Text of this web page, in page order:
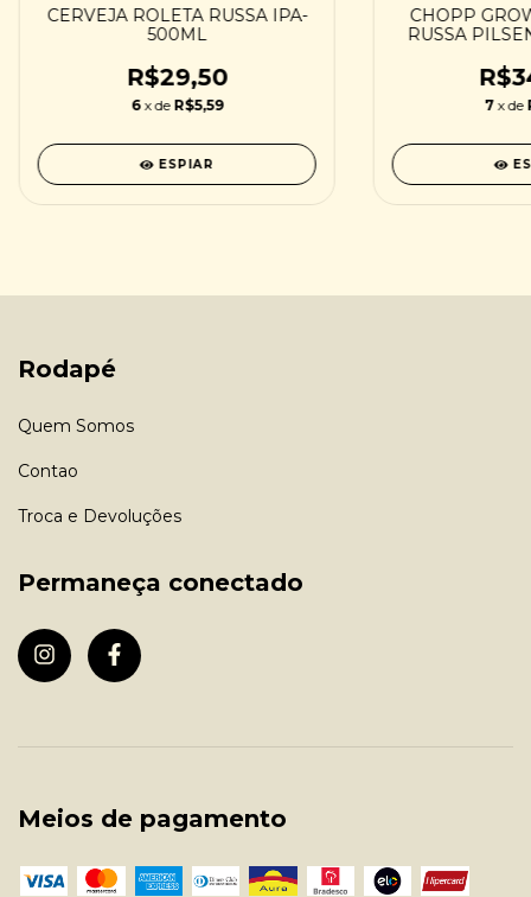
CERVEJA ROLETA RUSSA IPA-
500ML
R$29,50
6 x de R$5,59
ESPIAR
CHOPP
RUSSA
7 x de
Rodapé
Quem Somos
Contao
Troca e Devoluções
Permaneça conectado
Meios de pagamento